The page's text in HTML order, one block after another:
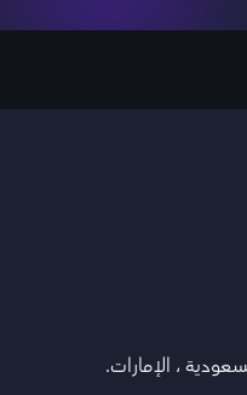
، الإمارات.